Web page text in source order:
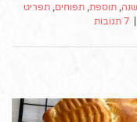
, תוספת, תפוחים, תפריט
7 תגובות